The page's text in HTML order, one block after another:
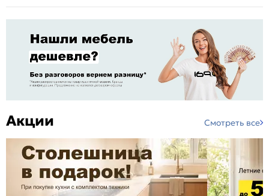
Акции Смотреть все